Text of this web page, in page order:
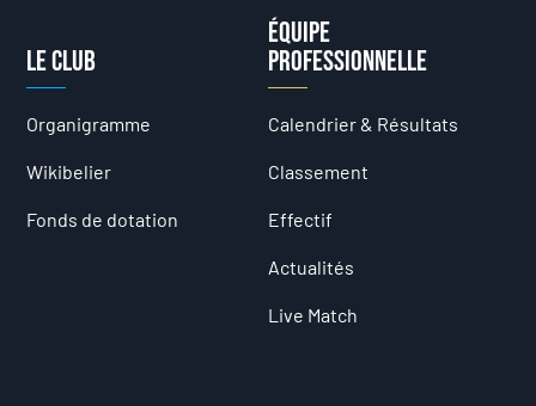
Le club
Organigramme
Wikibelier
Fonds de dotation
Équipe
professionnelle
Calendrier & Résultats
Classement
Effectif
Actualités
Live Match